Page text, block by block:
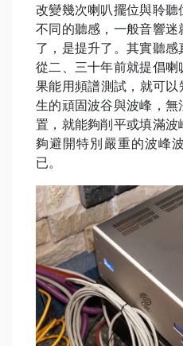
改變幾次喇叭擺位與聆聽
不同的聽感，一般音響
了，是提升了。其實聽
從二、三十年前就提倡
果能用頻譜測試，就可以
生的頑固波谷與波峰，
置，就能夠削平或填滿
夠避開特別嚴重的波峰
已。